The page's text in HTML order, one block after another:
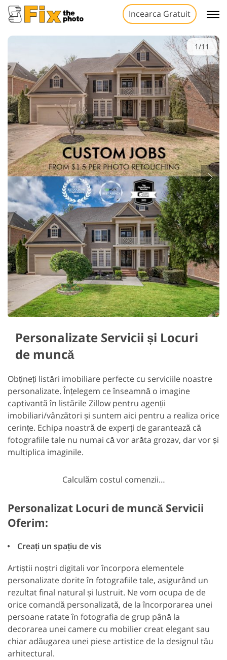
Incearca Gratuit
1/11
Personalizate Servicii și Locuri
de muncă
Obțineți listări imobiliare perfecte cu serviciile noastre
personalizate. Înțelegem ce înseamnă o imagine
captivantă în listările Zillow pentru agenții
imobiliari/vânzători și suntem aici pentru a realiza orice
cerințe. Echipa noastră de experți de garantează că
fotografiile tale nu numai că vor arăta grozav, dar vor și
multiplica imaginile.
Calculăm costul comenzii…
Personalizat Locuri de muncă Servicii
Oferim:
Creați un spațiu de vis
Artiștii noștri digitali vor încorpora elementele
personalizate dorite în fotografiile tale, asigurând un
rezultat final natural și lustruit. Ne vom ocupa de de
orice comandă personalizată, de la încorporarea unei
persoane ratate în fotografia de grup până la
decorarea unei camere cu mobilier creat elegant sau
chiar adăugarea unei piese artistice de la designul tău
arhitectural.